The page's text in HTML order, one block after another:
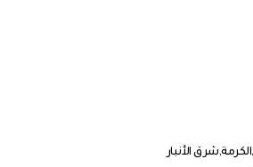
الكرمة شرق الأنبار